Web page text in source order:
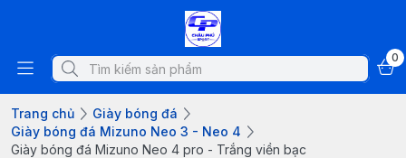
0
Trang chủ
Giày bóng đá
Giày bóng đá Mizuno Neo 3 - Neo 4
Giày bóng đá Mizuno Neo 4 pro - Trắng viền bạc